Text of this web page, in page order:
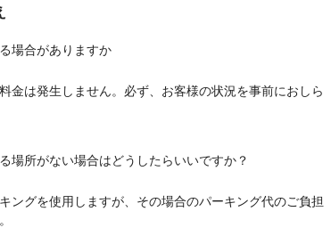
場合がありますか
金は発生しません。必ず、お客様の状況を事前におしら
場所がない場合はどうしたらいいですか？
ングを使用しますが、その場合のパーキング代のご負担